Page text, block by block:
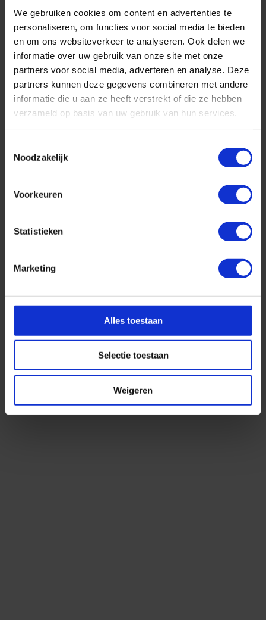
We gebruiken cookies om content en advertenties te
personaliseren, om functies voor social media te bieden
en om ons websiteverkeer te analyseren. Ook delen we
informatie over uw gebruik van onze site met onze
partners voor social media, adverteren en analyse. Deze
partners kunnen deze gegevens combineren met andere
informatie die u aan ze heeft verstrekt of die ze hebben
verzameld op basis van uw gebruik van hun services.
Noodzakelijk
Voorkeuren
Statistieken
Marketing
Alles toestaan
Selectie toestaan
Weigeren
Wat kost een cruise naar Noorwegen?
Lees dit artikel
Geplaatst op: 26-08-2025